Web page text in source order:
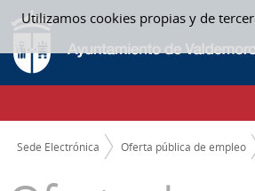
Utilizamos cookies propias y de
Saltar al contenido
CUATRO PLAZAS DE POLICÍA DEL CUERPO
CAMINO DE MIGAS
Sede Electrónica Oferta pública de empleo